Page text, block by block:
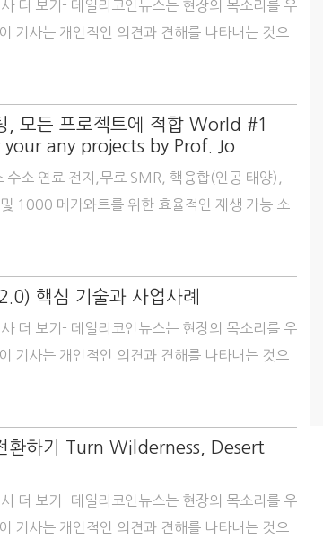
더 보기- 데일리코인뉴스는 현장의 목소리를 우
사는 개인적인 의견과 견해를 나타내는 것으
, 모든 프로젝트에 적합 World #1
any projects by Prof. Jo
소 연료 전지,무료 SMR, 핵융합(인공 태양),
1000 메가와트를 위한 효율적인 재생 가능 소
핵심 기술과 사업사례
더 보기- 데일리코인뉴스는 현장의 목소리를 우
사는 개인적인 의견과 견해를 나타내는 것으
환하기 Turn Wilderness, Desert
더 보기- 데일리코인뉴스는 현장의 목소리를 우
사는 개인적인 의견과 견해를 나타내는 것으